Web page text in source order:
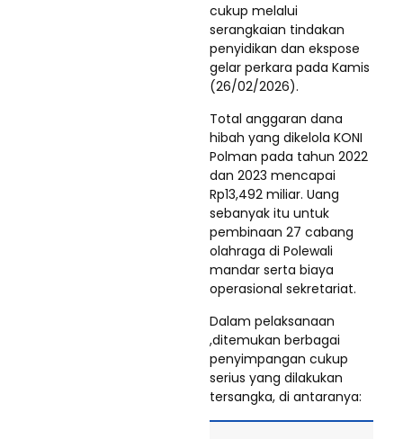
cukup melalui
serangkaian tindakan
penyidikan dan ekspose
gelar perkara pada Kamis
(26/02/2026).
Total anggaran dana
hibah yang dikelola KONI
Polman pada tahun 2022
dan 2023 mencapai
Rp13,492 miliar. Uang
sebanyak itu untuk
pembinaan 27 cabang
olahraga di Polewali
mandar serta biaya
operasional sekretariat.
Dalam pelaksanaan
,ditemukan berbagai
penyimpangan cukup
serius yang dilakukan
tersangka, di antaranya: